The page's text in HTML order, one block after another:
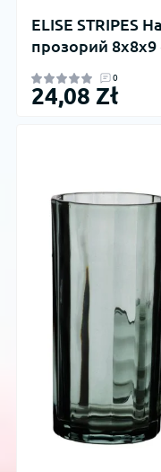
ELISE STRIPES
прозорий 8x8x9
0
24,08 Zł